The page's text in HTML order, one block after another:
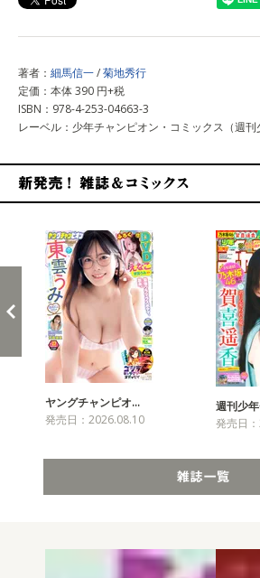
著者： 細馬信一/菊地秀行
定価：本体 390 円+税
ISBN：978-4-253-04663-3
レーベル：少年チャンピオン・コミックス（週刊
ヤングチャンピオ…
発売日：2026.08.10
週刊少
発売日